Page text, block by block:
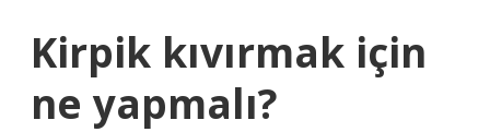
Kirpik kıvırmak için
ne yapmalı?